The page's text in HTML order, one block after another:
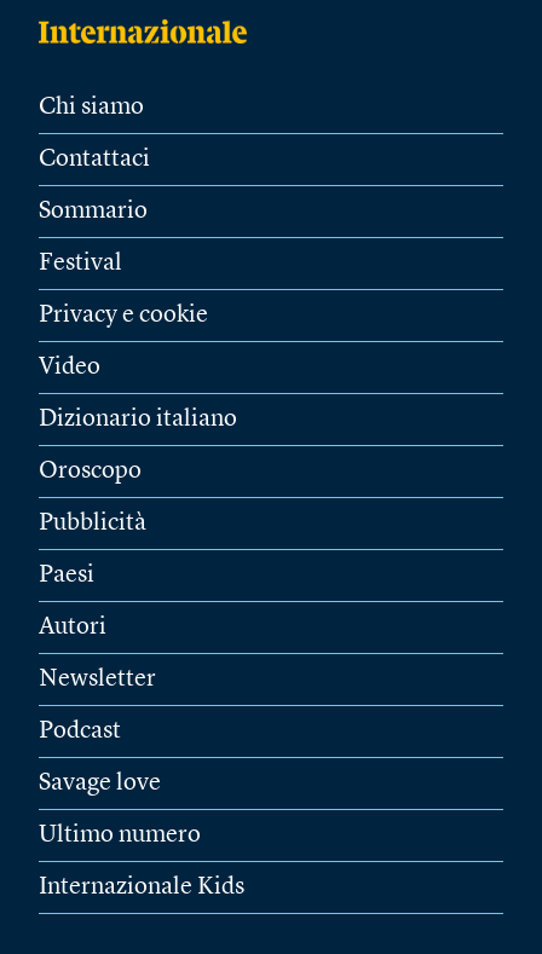
Chi siamo
Contattaci
Sommario
Festival
Privacy e cookie
Video
Dizionario italiano
Oroscopo
Pubblicità
Paesi
Autori
Newsletter
Podcast
Savage love
Ultimo numero
Internazionale Kids